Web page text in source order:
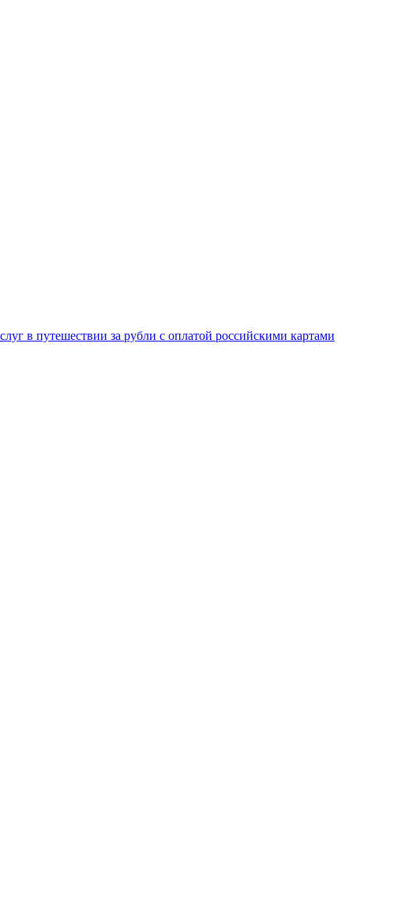
в путешествии за рубли с оплатой российскими картами